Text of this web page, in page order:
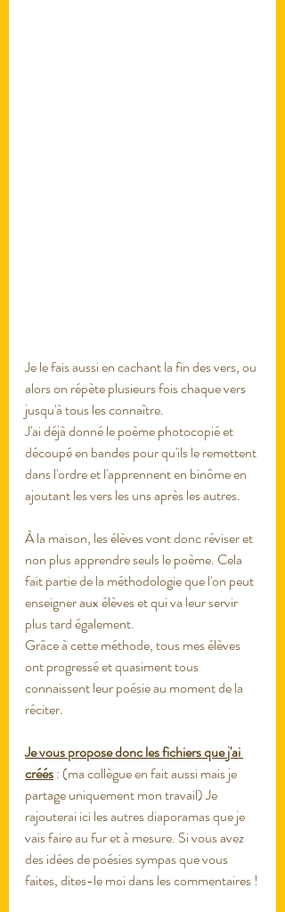
Je le fais aussi en cachant la fin des vers, ou
alors on répète plusieurs fois chaque vers
jusqu'à tous les connaître.
J'ai déjà donné le poème photocopié et
découpé en bandes pour qu'ils le remettent
dans l'ordre et l'apprennent en binôme en
ajoutant les vers les uns après les autres.
À la maison, les élèves vont donc réviser et
non plus apprendre seuls le poème. Cela
fait partie de la méthodologie que l'on peut
enseigner aux élèves et qui va leur servir
plus tard également.
Grâce à cette méthode, tous mes élèves
ont progressé et quasiment tous
connaissent leur poésie au moment de la
réciter.
Je vous propose donc les fichiers que j'ai
créés : (ma collègue en fait aussi mais je
partage uniquement mon travail) Je
rajouterai ici les autres diaporamas que je
vais faire au fur et à mesure. Si vous avez
des idées de poésies sympas que vous
faites, dites-le moi dans les commentaires !